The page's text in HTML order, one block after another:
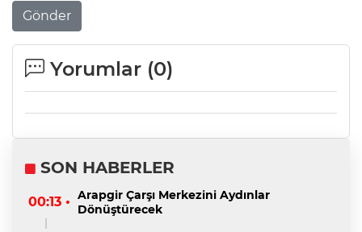
Gönder
Yorumlar (0)
SON HABERLER
00:13 • Arapgir Çarşı Merkezini Aydınlar
Dönüştürecek